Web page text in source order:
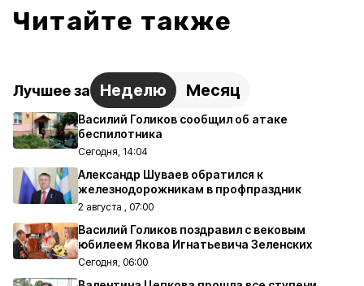
Читайте также
Лучшее за Неделю Месяц
Василий Голиков сообщил об атаке
беспилотника
Сегодня, 14:04
Александр Шуваев обратился к
железнодорожникам в профпраздник
2 августа , 07:00
Василий Голиков поздравил с вековым
юбилеем Якова Игнатьевича Зеленских
Сегодня, 06:00